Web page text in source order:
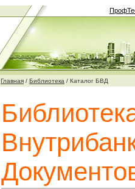
Главная / Библиотека / Каталог БВД